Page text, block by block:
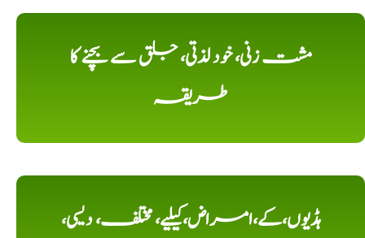
مشت زنی، خود لذتی، جلق سے بچنے کا
طریقہ
ہڈیوں،کے،امراض،کیلیے، مختلف، دیسی،